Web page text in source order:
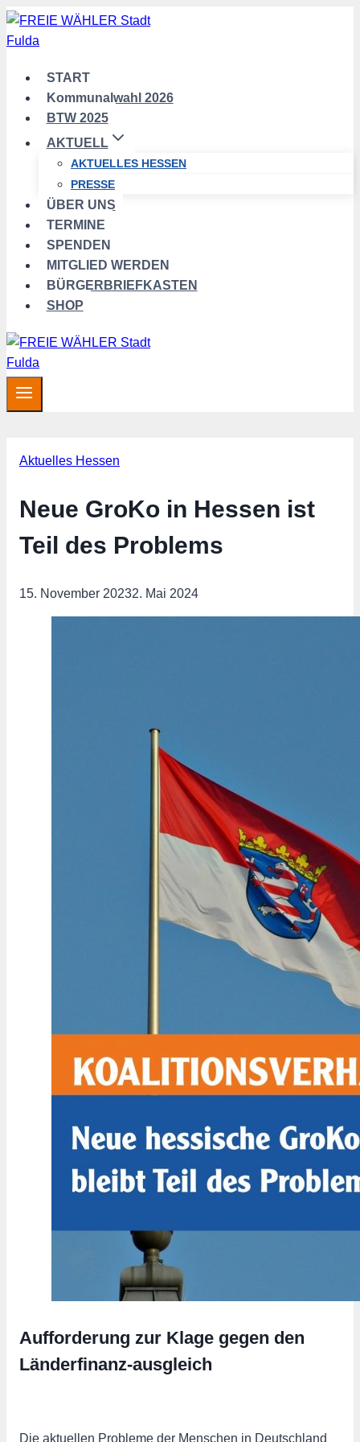
Zum
Inhalt
START
Kommunalwahl 2026
BTW 2025
AKTUELL
AKTUELLES HESSEN
PRESSE
ÜBER UNS
TERMINE
SPENDEN
MITGLIED WERDEN
BÜRGERBRIEFKASTEN
SHOP
Aktuelles Hessen
Neue GroKo in Hessen ist
Teil des Problems
15. November 20232. Mai 2024
Aufforderung zur Klage gegen den
Länderfinanz-ausgleich
Die aktuellen Probleme der Menschen in Deutschland